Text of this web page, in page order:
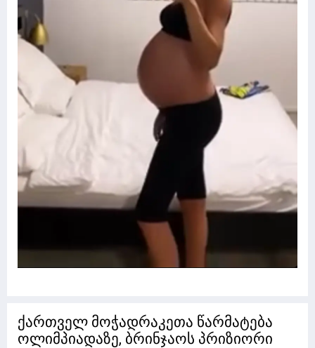
ქართველ მოჭადრაკეთა წარმატება
ოლიმპიადაზე, ბრინჯაოს პრიზიორი